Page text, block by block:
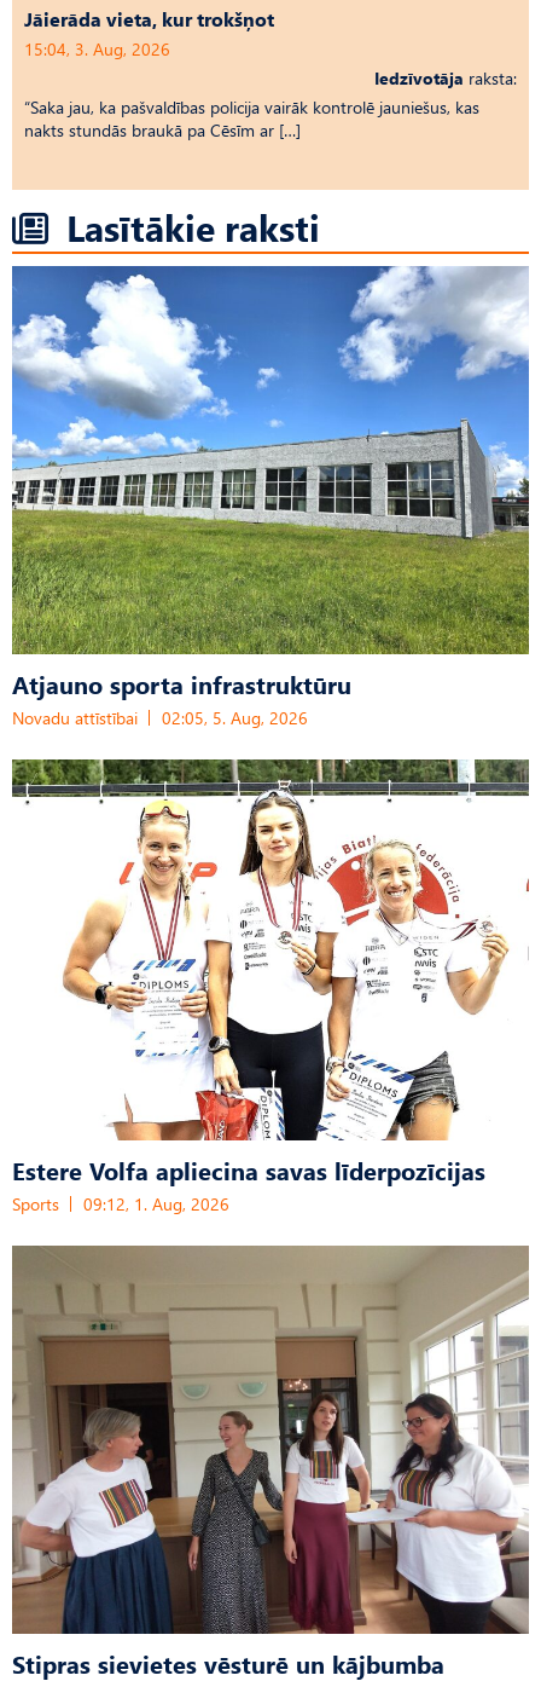
Jāierāda vieta, kur trokšņot
15:04, 3. Aug, 2026
Iedzīvotāja raksta:
“Saka jau, ka pašvaldības policija vairāk kontrolē jauniešus, kas
nakts stundās braukā pa Cēsīm ar […]
Lasītākie raksti
Atjauno sporta infrastruktūru
Novadu attīstībai 02:05, 5. Aug, 2026
Estere Volfa apliecina savas līderpozīcijas
Sports 09:12, 1. Aug, 2026
Stipras sievietes vēsturē un kājbumba